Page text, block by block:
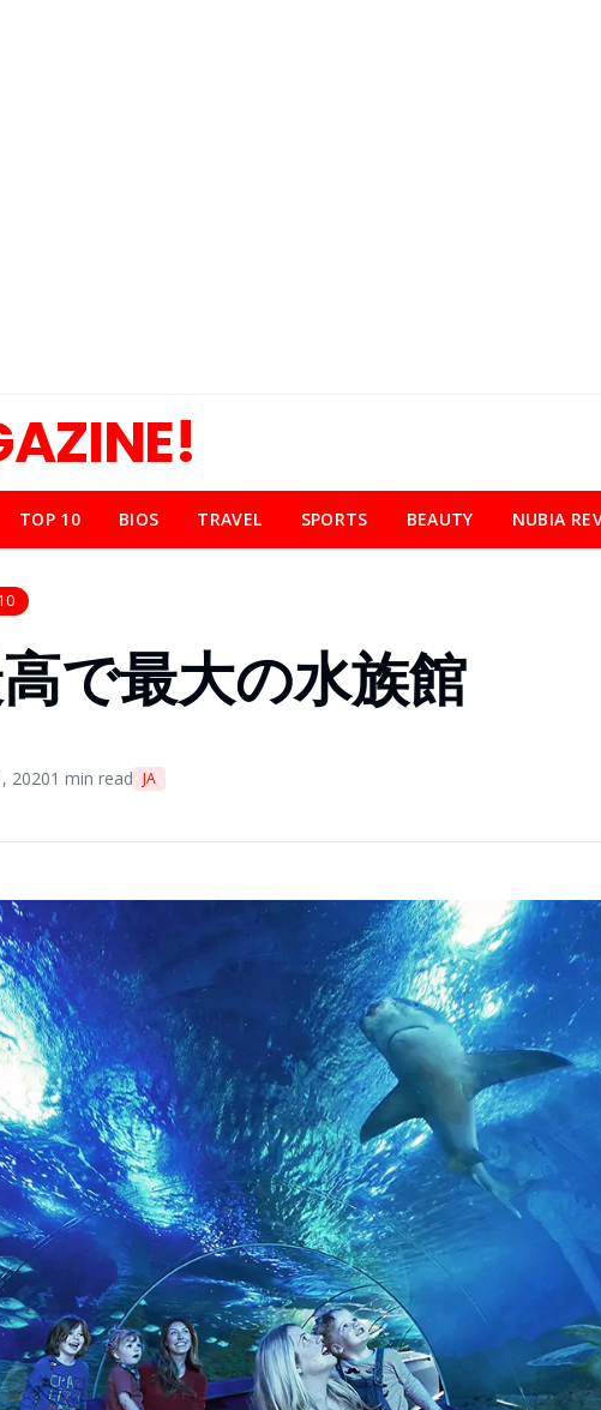
TOP 10 BIOS TRAVEL SPORTS BEAUTY NUBIA
で最大の水族館
20201 min read JA